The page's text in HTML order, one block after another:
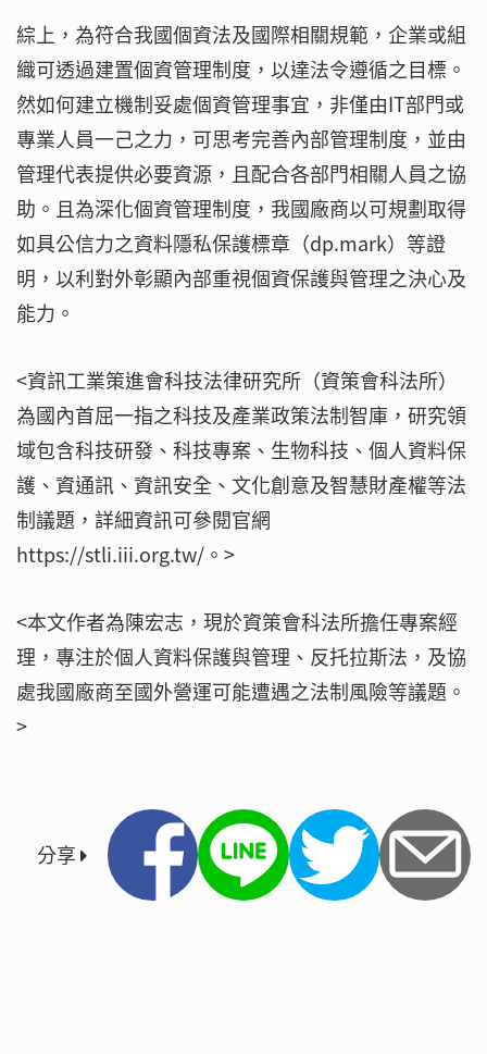
綜上，為符合我國個資法及國際相關規範，企業或組
織可透過建置個資管理制度，以達法令遵循之目標。
然如何建立機制妥處個資管理事宜，非僅由IT部門或
專業人員一己之力，可思考完善內部管理制度，並由
管理代表提供必要資源，且配合各部門相關人員之協
助。且為深化個資管理制度，我國廠商以可規劃取得
如具公信力之資料隱私保護標章（dp.mark）等證
明，以利對外彰顯內部重視個資保護與管理之決心及
能力。
<資訊工業策進會科技法律研究所（資策會科法所）
為國內首屈一指之科技及產業政策法制智庫，研究領
域包含科技研發、科技專案、生物科技、個人資料保
護、資通訊、資訊安全、文化創意及智慧財產權等法
制議題，詳細資訊可參閱官網
https://stli.iii.org.tw/。>
<本文作者為陳宏志，現於資策會科法所擔任專案經
理，專注於個人資料保護與管理、反托拉斯法，及協
處我國廠商至國外營運可能遭遇之法制風險等議題。
>
分享